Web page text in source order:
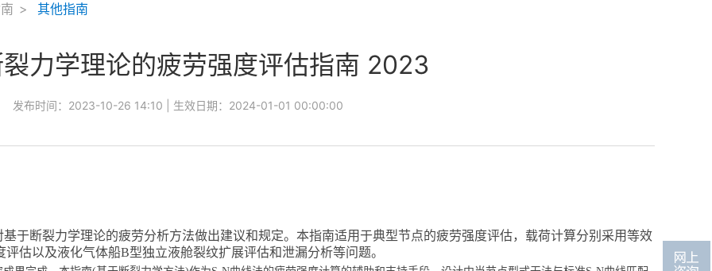
其他指南
力学理论的疲劳强度评估指南 2023
发布时间： 2023-10-26 14:10 | 生效日期： 2024-01-01 00:00:00
于断裂力学理论的疲劳分析方法做出建议和规定。本指南适用于典型节点的疲劳强度评估， 载荷计算分别采用等效
评估以及液化气体船B型独立液舱裂纹扩展评估和泄漏分析等问题。